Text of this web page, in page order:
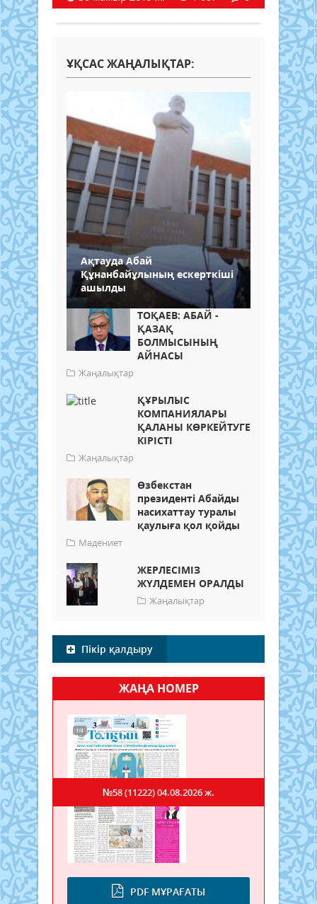
ҰҚСАС ЖАҢАЛЫҚТАР:
Ақтауда Абай
Құнанбайұлының ескерткіші
ашылды
ТОҚАЕВ: АБАЙ -
ҚАЗАҚ
БОЛМЫСЫНЫҢ
АЙНАСЫ
Жаңалықтар
ҚҰРЫЛЫС
КОМПАНИЯЛАРЫ
ҚАЛАНЫ КӨРКЕЙТУГЕ
КІРІСТІ
Жаңалықтар
Өзбекстан
президенті Абайды
насихаттау туралы
қаулыға қол қойды
Мәдениет
ЖЕРЛЕСІМІЗ
ЖҮЛДЕМЕН ОРАЛДЫ
Жаңалықтар
Пікір қалдыру
ЖАҢА НОМЕР
PDF МҰРАҒАТЫ
№58 (11222)04.08.2026 ж.